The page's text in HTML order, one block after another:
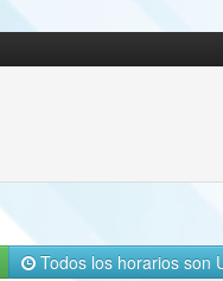
Todos los horarios son